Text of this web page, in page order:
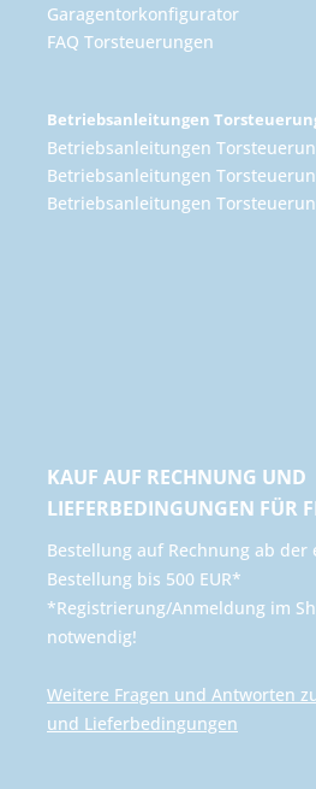
Garagentorkonfigurator
FAQ Torsteuerungen
Betriebsanleitungen
Betriebsanleitungen
Betriebsanleitungen
Betriebsanleitungen
KAUF AUF RECHNUNG UND
LIEFERBEDINGUNGEN FÜR
​Bestellung auf Rechnung ab der
Bestellung bis 500 EUR*
*Registrierung/Anmeldung im
notwendig!
Weitere Fragen und Antworten
und Lieferbedingungen